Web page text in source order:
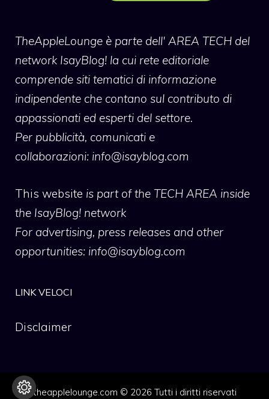
TheAppleLounge è parte dell' AREA TECH del
network IsayBlog! la cui rete editoriale
comprende siti tematici di informazione
indipendente che contano sul contributo di
appassionati ed esperti del settore.
Per pubblicità, comunicati e
collaborazioni: info@isayblog.com
This website is part of the TECH AREA inside
the IsayBlog! network
For advertising, press releases and other
opportunities: info@isayblog.com
LINK VELOCI
Disclaimer
theapplelounge.com © 2026 Tutti i diritti riservati